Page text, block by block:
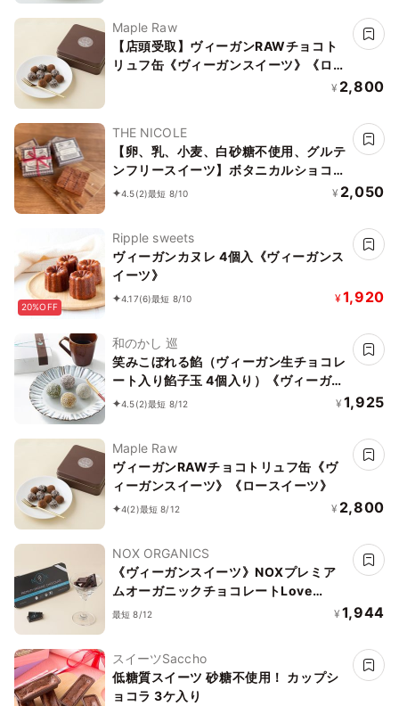
Maple Raw
【店頭受取】ヴィーガンRAWチョコト
リュフ缶《ヴィーガンスイーツ》《ロー
¥ 2,800
THE NICOLE
【卵、乳、小麦、白砂糖不使用、グルテ
ンフリースイーツ】ボタニカルショコラ
京豆腐生チョコ 《ヴィーガンスイー
4.5(2)最短 8/10 ¥ 2,050
20%OFF
Ripple sweets
ヴィーガンカヌレ 4個入《ヴィーガンス
イーツ》
4.17(6)最短 8/10 ¥1,920
和のかし 巡
笑みこぼれる餡（ヴィーガン生チョコレ
ート入り餡子玉 4個入り）《ヴィーガン
スイーツ》
4.5(2)最短 8/12 ¥ 1,925
Maple Raw
ヴィーガンRAWチョコトリュフ缶《ヴ
ィーガンスイーツ》《ロースイーツ》
4(2)最短 8/12 ¥ 2,800
NOX ORGANICS
《ヴィーガンスイーツ》NOXプレミア
ムオーガニックチョコレートLove
Editionアーモンド＆チアシード12粒
最短 8/12 ¥ 1,944
スイーツSaccho
低糖質スイーツ 砂糖不使用！ カップシ
ョコラ 3ケ入り